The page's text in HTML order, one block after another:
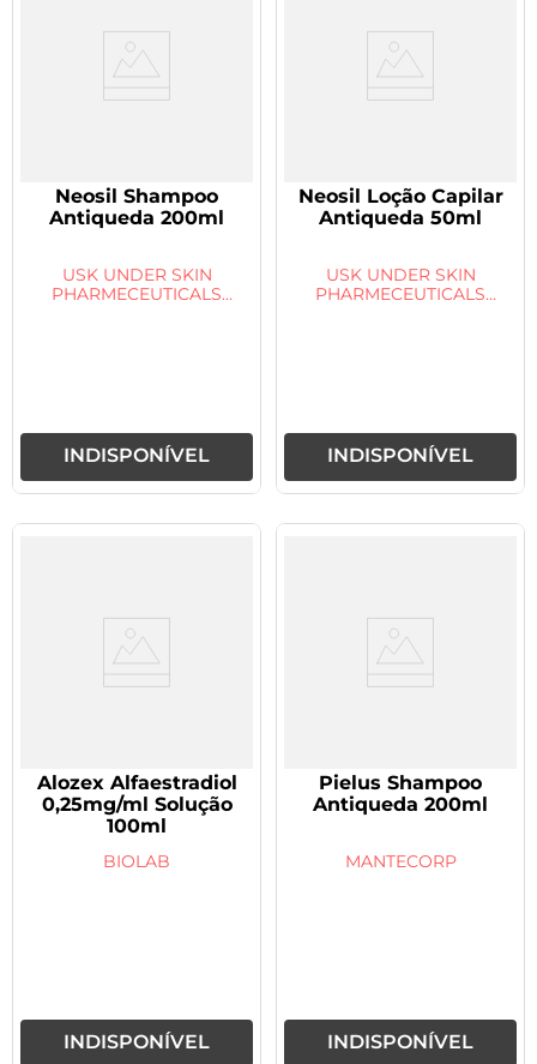
Neosil Shampoo
Antiqueda 200ml
USK UNDER SKIN
PHARMECEUTICALS
INDISPONÍVEL
Neosil Loção Capilar
Antiqueda 50ml
USK UNDER SKIN
PHARMECEUTICALS
INDISPONÍVEL
Alozex Alfaestradiol
0,25mg/ml Solução
100ml
BIOLAB
INDISPONÍVEL
Pielus Shampoo
Antiqueda 200ml
MANTECORP
INDISPONÍVEL